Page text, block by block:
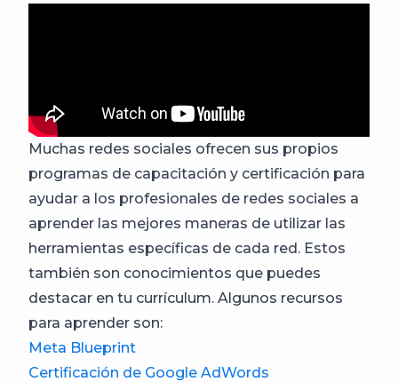
Muchas redes sociales ofrecen sus propios
programas de capacitación y certificación para
ayudar a los profesionales de redes sociales a
aprender las mejores maneras de utilizar las
herramientas específicas de cada red. Estos
también son conocimientos que puedes
destacar en tu currículum. Algunos recursos
para aprender son:
Meta Blueprint
Certificación de Google AdWords